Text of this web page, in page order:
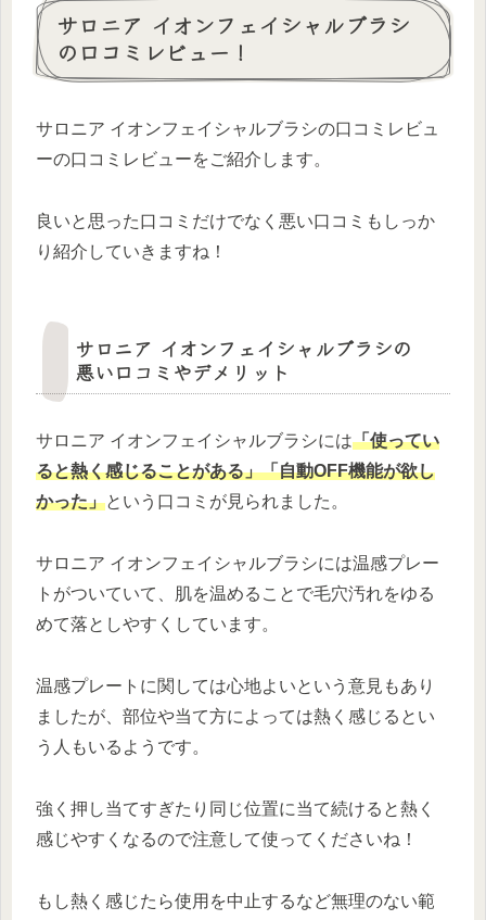
サロニア イオンフェイシャルブラシ
の口コミレビュー！
サロニア イオンフェイシャルブラシの口コミレビュ
ーの口コミレビューをご紹介します。
良いと思った口コミだけでなく悪い口コミもしっか
り紹介していきますね！
サロニア イオンフェイシャルブラシの
悪い口コミやデメリット
サロニア イオンフェイシャルブラシには「使ってい
ると熱く感じることがある」「自動OFF機能が欲し
かった」という口コミが見られました。
サロニア イオンフェイシャルブラシには温感プレー
トがついていて、肌を温めることで毛穴汚れをゆる
めて落としやすくしています。
温感プレートに関しては心地よいという意見もあり
ましたが、部位や当て方によっては熱く感じるとい
う人もいるようです。
強く押し当てすぎたり同じ位置に当て続けると熱く
感じやすくなるので注意して使ってくださいね！
もし熱く感じたら使用を中止するなど無理のない範